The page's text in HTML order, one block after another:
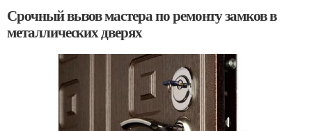
Срочный вызов мастера по ремонту замков в
металлических дверях